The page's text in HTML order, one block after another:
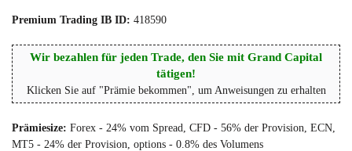
Premium Trading IB ID: 418590
Wir bezahlen für jeden Trade, den Sie mit Grand Capital
tätigen!
Klicken Sie auf "Prämie bekommen", um Anweisungen zu erhalten
Prämiesize: Forex - 24% vom Spread, CFD - 56% der Provision, ECN,
MT5 - 24% der Provision, options - 0.8% des Volumens